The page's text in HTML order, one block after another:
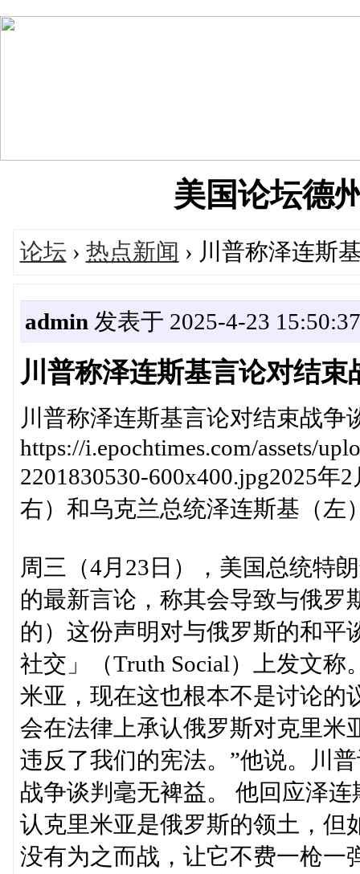
美国论坛德
论坛 › 热点新闻 › 川普称泽连斯
admin 发表于 2025-4-23 15:50:37
川普称泽连斯基言论对结束
川普称泽连斯基言论对结束战争
https://i.epochtimes.com/assets/
2201830530-600x400.jpg2025
右）和乌克兰总统泽连斯基（左
周三（4月23日），美国总统特
的最新言论，称其会导致与俄罗
的）这份声明对与俄罗斯的和平
社交」（Truth Social）上发文
米亚，现在这也根本不是讨论的
会在法律上承认俄罗斯对克里米
违反了我们的宪法。”他说。川
战争谈判毫无裨益。 他回应泽
认克里米亚是俄罗斯的领土，但
没有为之而战，让它不费一枪一